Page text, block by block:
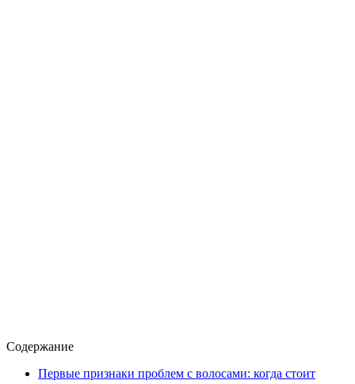
Содержание
Первые признаки проблем с волосами: когда стоит